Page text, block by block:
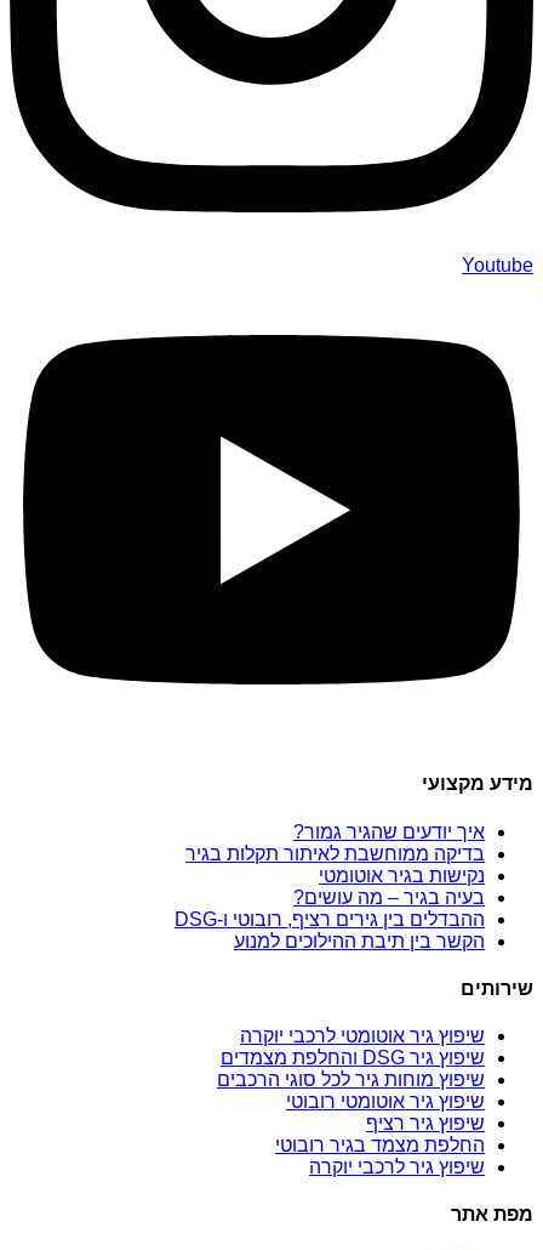
Youtube
מידע מקצועי
איך יודעים שהגיר גמור?
בדיקה ממוחשבת לאיתור תקלות בגיר
נקישות בגיר אוטומטי
בעיה בגיר – מה עושים?
ההבדלים בין גירים רציף, רובוטי ו-DSG
הקשר בין תיבת ההילוכים למנוע
שירותים
שיפוץ גיר אוטומטי לרכבי יוקרה
שיפוץ גיר DSG והחלפת מצמדים
שיפוץ מוחות גיר לכל סוגי הרכבים
שיפוץ גיר אוטומטי רובוטי
שיפוץ גיר רציף
החלפת מצמד בגיר רובוטי
שיפוץ גיר לרכבי יוקרה
מפת אתר